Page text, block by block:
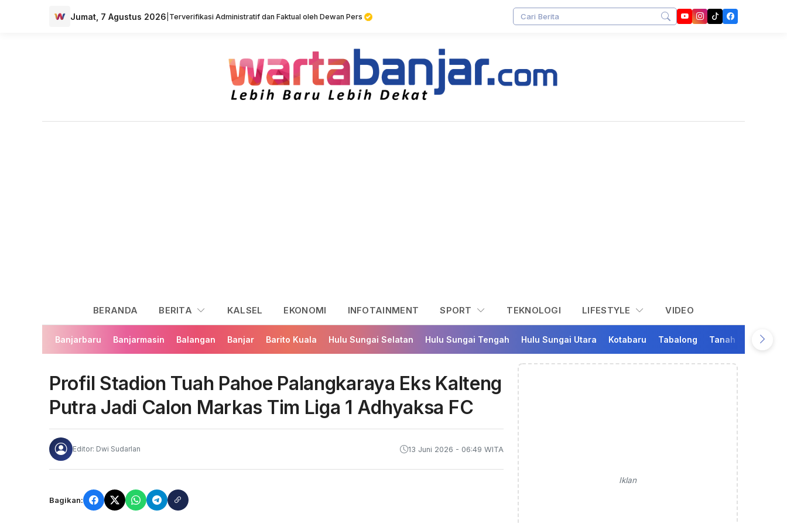
Jumat, 7 Agustus 2026 Terverifikasi Administratif dan Faktual oleh Dewan Pers
BERANDA BERITA KALSEL EKONOMI INFOTAINMENT SPORT TEKNOLOGI LIFESTYLE VIDEO
Banjarbaru Banjarmasin Balangan Banjar Barito Kuala Hulu Sungai Selatan Hulu Sungai Tengah Hulu Sungai Utara Kotabaru Tabalong Tanah Bumbu
Profil Stadion Tuah Pahoe Palangkaraya Eks Kalteng
Putra Jadi Calon Markas Tim Liga 1 Adhyaksa FC
Editor: Dwi Sudarlan 13 Juni 2026 - 06:49 WITA
Bagikan:
Iklan